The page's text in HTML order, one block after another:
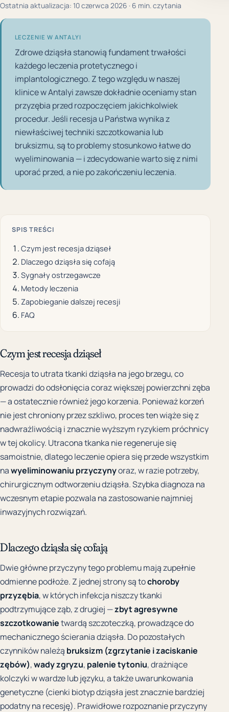
Ostatnia aktualizacja: 10 czerwca 2026 · 6 min. czytania
LECZENIE W ANTALYI
Zdrowe dziąsła stanowią fundament trwałości
każdego leczenia protetycznego i
implantologicznego. Z tego względu w naszej
klinice w Antalyi zawsze dokładnie oceniamy stan
przyzębia przed rozpoczęciem jakichkolwiek
procedur. Jeśli recesja u Państwa wynika z
niewłaściwej techniki szczotkowania lub
bruksizmu, są to problemy stosunkowo łatwe do
wyeliminowania — i zdecydowanie warto się z nimi
uporać przed, a nie po zakończeniu leczenia.
SPIS TREŚCI
Czym jest recesja dziąseł
Dlaczego dziąsła się cofają
Sygnały ostrzegawcze
Metody leczenia
Zapobieganie dalszej recesji
FAQ
Czym jest recesja dziąseł
Recesja to utrata tkanki dziąsła na jego brzegu, co
prowadzi do odsłonięcia coraz większej powierzchni zęba
— a ostatecznie również jego korzenia. Ponieważ korzeń
nie jest chroniony przez szkliwo, proces ten wiąże się z
nadwrażliwością i znacznie wyższym ryzykiem próchnicy
w tej okolicy. Utracona tkanka nie regeneruje się
samoistnie, dlatego leczenie opiera się przede wszystkim
nawyeliminowaniu przyczynyoraz, w razie potrzeby,
chirurgicznym odtworzeniu dziąsła. Szybka diagnoza na
wczesnym etapie pozwala na zastosowanie najmniej
inwazyjnych rozwiązań.
Dlaczego dziąsła się cofają
Dwie główne przyczyny tego problemu mają zupełnie
odmienne podłoże. Z jednej strony są tochoroby
przyzębia, w których infekcja niszczy tkanki
podtrzymujące ząb, z drugiej —zbyt agresywne
szczotkowanietwardą szczoteczką, prowadzące do
mechanicznego ścierania dziąsła. Do pozostałych
czynników należą bruksizm (zgrzytanie i zaciskanie
zębów),wady zgryzu, palenie tytoniu, drażniące
kolczyki w wardze lub języku, a także uwarunkowania
genetyczne (cienki biotyp dziąsła jest znacznie bardziej
podatny na recesję). Prawidłowe rozpoznanie przyczyny